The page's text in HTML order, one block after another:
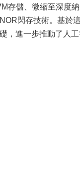
存儲、微縮至深度
閃存技術。基於
，進一步推動了人